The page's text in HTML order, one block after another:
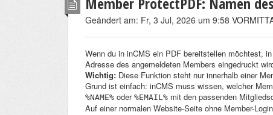
Geändert am: Fr, 3 Jul, 2026 um 9:58
Wenn du in inCMS ein PDF bereitstellen möchtest,
Adresse des angemeldeten Members eingedruckt
Wichtig: Diese Funktion steht nur innerhalb einer
Grund ist einfach: inCMS muss wissen, welcher
%NAME% oder %EMAIL% mit den passenden
Auf einer normalen Website-Seite ohne Member-